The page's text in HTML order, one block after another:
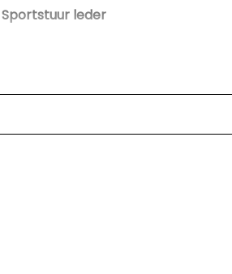
Sportstuur leder
Zij airbag(s) voor
Interieur